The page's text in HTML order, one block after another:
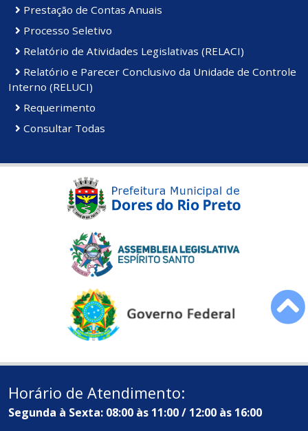
Prestação de Contas Anuais
Processo Seletivo
Relatório de Atividades Legislativas (RELACI)
Relatório e Parecer Conclusivo da Unidade de Controle
Interno (RELUCI)
Requerimento
Consultar Todas
Horário de Atendimento:
Segunda à Sexta: 08:00 às 11:00 / 12:00 às 16:00